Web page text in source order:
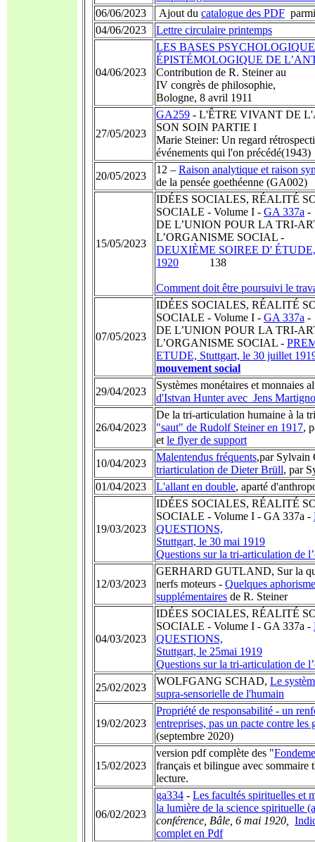
06/06/2023
Ajout du catalogue des PDF
04/06/2023
Lettre circulaire printemps
04/06/2023
LES BASES
ÉPISTÉMOLOGIQUE DE
Contribution de R. Steiner au
IV congrès de philosophie,
Bologne, 8 avril 1911
27/05/2023
GA259 - L'ÊTRE VIVANT DE
SON SOIN PARTIE I
Marie Steiner: Un regard
événements qui l'on
20/05/2023
12 – Raison analytique et raison
de la pensée goethéenne (GA002)
15/05/2023
IDÉES SOCIALES, RÉALITÉ
SOCIALE - Volume I - GA 337a -
DE L’UNION POUR LA TRI-
L’ORGANISME SOCIAL -
DEUXIÈME SOIREE D' ÉTUDE,
1920 138
Comment doit être poursuivi le
07/05/2023
IDÉES SOCIALES, RÉALITÉ
SOCIALE - Volume I - GA 337a -
DE L’UNION POUR LA TRI-
L’ORGANISME SOCIAL -
ETUDE, Stuttgart, le 30 juillet
mouvement social
29/04/2023
Systèmes monétaires et monnaies
d'Istvan Hunter avec Jens
26/04/2023
De la tri-articulation humaine à la
"saut" de Rudolf Steiner en 1917,
et le flyer de support
10/04/2023
Malentendus fréquents,par Sylvain
triarticulation de Dieter Brüll, par
01/04/2023
L'allant en double, aparté
19/03/2023
IDÉES SOCIALES, RÉALITÉ
SOCIALE - Volume I - GA 337a -
QUESTIONS,
Stuttgart, le 30 mai 1919
Questions sur la tri-articulation de
12/03/2023
GERHARD GUTLAND, Sur la
nerfs moteurs - Quelques
supplémentaires de R. Steiner
04/03/2023
IDÉES SOCIALES, RÉALITÉ
SOCIALE - Volume I - GA 337a -
QUESTIONS,
Stuttgart, le 25mai 1919
Questions sur la tri-articulation de
25/02/2023
WOLFGANG SCHAD, Le
supra-sensorielle de l'humain
19/02/2023
Propriété de responsabilité - un
entreprises, pas un pacte contre les
(septembre 2020)
15/02/2023
version pdf complète des "
français et bilingue avec sommaire
lecture.
06/02/2023
ga334 - Les facultés spirituelles et
la lumière de la science spirituelle
conférence, Bâle, 6 mai 1920,
complet en Pdf